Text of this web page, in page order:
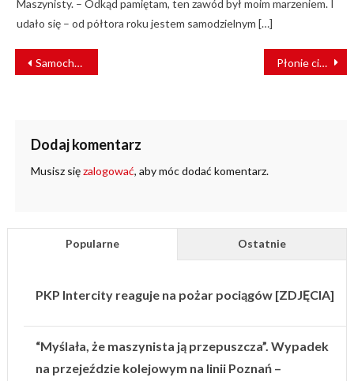
Maszynisty. – Odkąd pamiętam, ten zawód był moim marzeniem. I
udało się – od półtora roku jestem samodzielnym […]
NAWIGACJA
WPISU
Samochód zderzył się z tramwajem. Kierowca auta zbiegł [ZDJĘCIA] Płonie ciężarówka i pociąg. Wypadek na przejeździe kolejowym w Czechach
Dodaj komentarz
Musisz sięzalogować, aby móc dodać komentarz.
Popularne Ostatnie
PKP Intercity reaguje na pożar pociągów [ZDJĘCIA]
“Myślała, że maszynista ją przepuszcza”. Wypadek
na przejeździe kolejowym na linii Poznań –